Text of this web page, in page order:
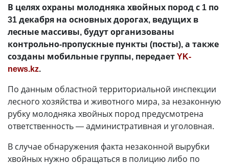
В целях охраны молодняка хвойных пород с 1 по
31 декабря на основных дорогах, ведущих в
лесные массивы, будут организованы
контрольно-пропускные пункты (посты), а также
созданы мобильные группы, передаетYK-
news.kz.
По данным областной территориальной инспекции
лесного хозяйства и животного мира, за незаконную
рубку молодняка хвойных пород предусмотрена
ответственность — административная и уголовная.
В случае обнаружения факта незаконной вырубки
хвойных нужно обращаться в полицию либо по